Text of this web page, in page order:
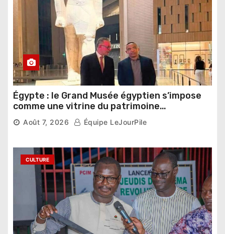
Égypte : le Grand Musée égyptien s’impose
comme une vitrine du patrimoine
pharaonique auprès des dirigeants
étrangers
Août 7, 2026 Équipe LeJourPile
CULTURE